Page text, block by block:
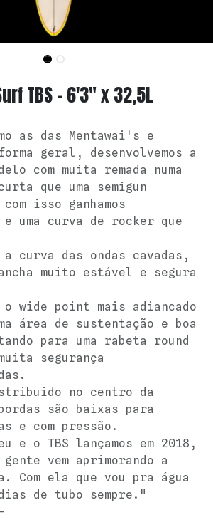
TBS - 6'3" x 32,5L
as das Mentawai's e
geral, desenvolvemos a
com muita remada numa
que uma semigun
isso ganhamos
uma curva de rocker que
curva das ondas cavadas,
muito estável e segura
o wide point mais adiancado
área de sustentação e boa
para uma rabeta round
segurança
no centro da
são baixas para
e com pressão.
e o TBS lançamos em 2018,
vem aprimorando a
Com ela que vou pra água
de tubo sempre."